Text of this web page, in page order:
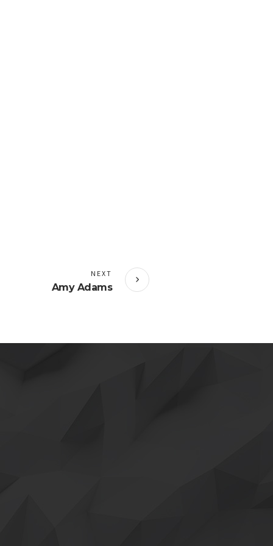
Amy Adams
NEXT